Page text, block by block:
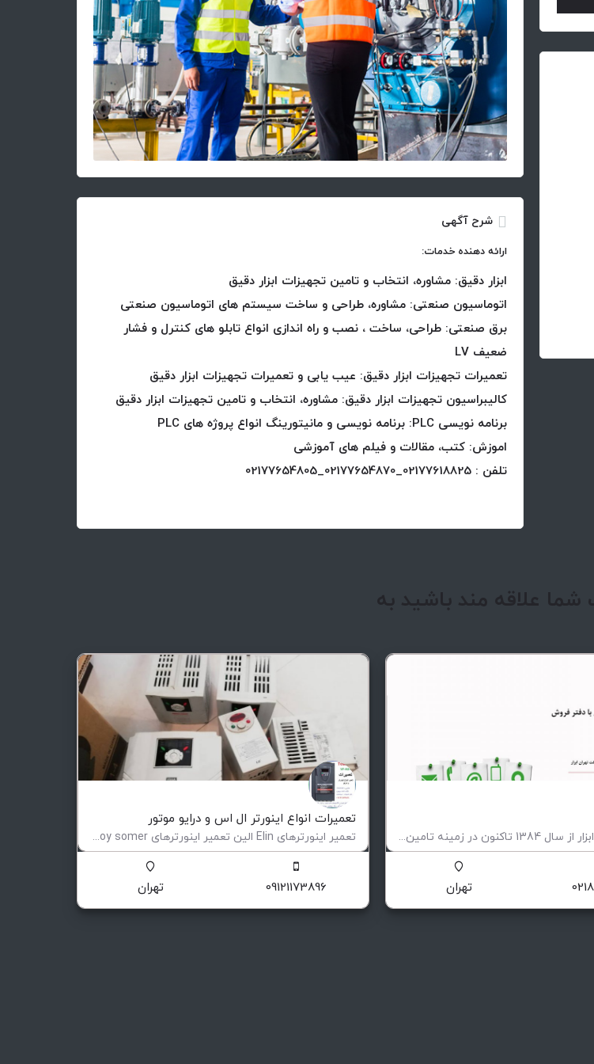
شرح آگهی
ارائه دهنده خدمات:
ابزار دقیق: مشاوره، انتخاب و تامین تجهیزات ابزار دقیق
اتوماسیون صنعتی: مشاوره، طراحی و ساخت سیستم های اتوماسیون صنعتی
برق صنعتی: طراحی، ساخت ، نصب و راه اندازی انواع تابلو های کنترل و فشار
ضعیف LV
تعمیرات تجهیزات ابزار دقیق: عیب یابی و تعمیرات تجهیزات ابزار دقیق
کالیبراسیون تجهیزات ابزار دقیق: مشاوره، انتخاب و تامین تجهیزات ابزار دقیق
برنامه نویسی PLC: برنامه نویسی و مانیتورینگ انواع پروژه های PLC
اموزش: کتب، مقالات و فیلم های آموزشی
تلفن : 02177618825_02177654870_02177654805
علاقه مند باشید به
مجموعه تهران ابزار از سال 1384 تاکنون در زمینه تامین تمامی تجهیزات مورد نیاز صنایع پیشران ، کارگاه ها…
تهران
تعمیرات انواع اینورتر ال اس و درایو موتور
تعمیر اینورترهای Elin الین تعمیر اینورترهای Leroy somer لوری سومر تعمیر اینورترهای Eurotherm یوروترم تعمیر…
تعمیر و فروش اینورتر
09121173896 تهران